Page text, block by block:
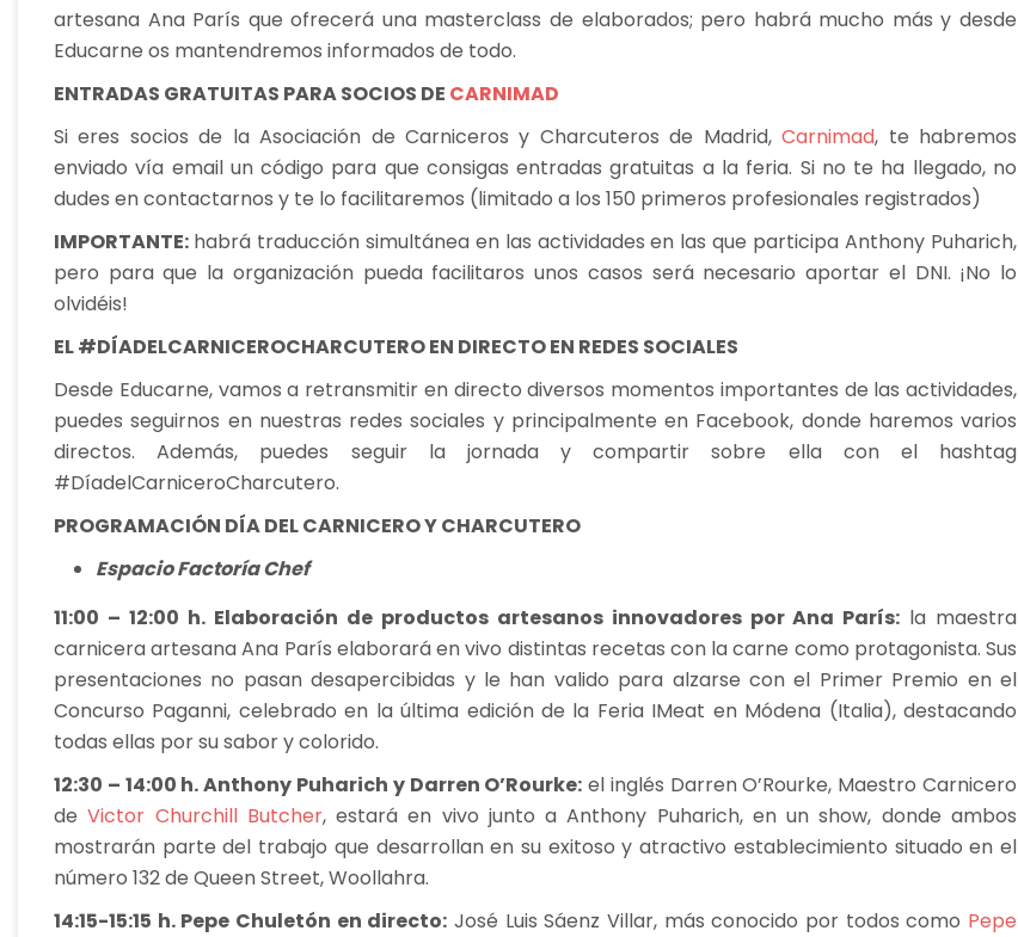
artesana Ana París que ofrecerá una masterclass de elaborados; pero habrá mucho más y desde
Educarne os mantendremos informados de todo.
ENTRADAS GRATUITAS PARA SOCIOS DE CARNIMAD
Si eres socios de la Asociación de Carniceros y Charcuteros de Madrid,Carnimad, te habremos
enviado vía email un código para que consigas entradas gratuitas a la feria. Si no te ha llegado, no
dudes en contactarnos y te lo facilitaremos (limitado a los 150 primeros profesionales registrados)
IMPORTANTE: habrá traducción simultánea en las actividades en las que participa Anthony Puharich,
pero para que la organización pueda facilitaros unos casos será necesario aportar el DNI. ¡No lo
olvidéis!
EL #DÍADELCARNICEROCHARCUTERO EN DIRECTO EN REDES SOCIALES
Desde Educarne, vamos a retransmitir en directo diversos momentos importantes de las actividades,
puedes seguirnos en nuestras redes sociales y principalmente en Facebook, donde haremos varios
directos. Además, puedes seguir la jornada y compartir sobre ella con el hashtag
#DíadelCarniceroCharcutero.
PROGRAMACIÓN DÍA DEL CARNICERO Y CHARCUTERO
Espacio Factoría Chef
11:00 – 12:00 h. Elaboración de productos artesanos innovadores por Ana París: la maestra
carnicera artesana Ana París elaborará en vivo distintas recetas con la carne como protagonista. Sus
presentaciones no pasan desapercibidas y le han valido para alzarse con el Primer Premio en el
Concurso Paganni, celebrado en la última edición de la Feria IMeat en Módena (Italia), destacando
todas ellas por su sabor y colorido.
12:30 – 14:00 h. Anthony Puharich y Darren O’Rourke: el inglés Darren O’Rourke, Maestro Carnicero
deVictor Churchill Butcher, estará en vivo junto a Anthony Puharich, en un show, donde ambos
mostrarán parte del trabajo que desarrollan en su exitoso y atractivo establecimiento situado en el
número 132 de Queen Street, Woollahra.
14:15-15:15 h. Pepe Chuletón en directo: José Luis Sáenz Villar, más conocido por todos como Pepe